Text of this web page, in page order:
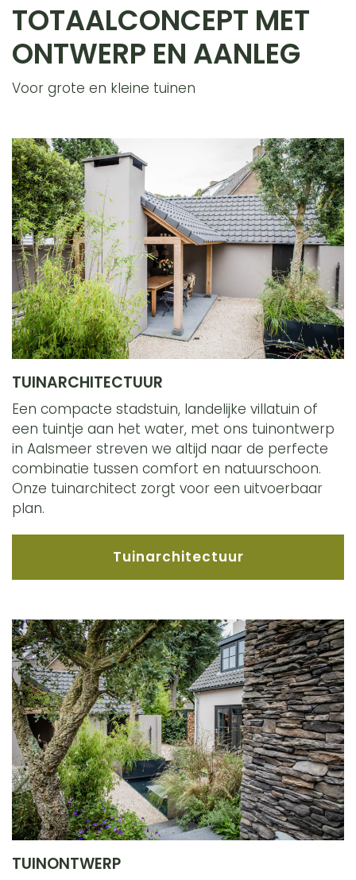
TOTAALCONCEPT MET
ONTWERP EN AANLEG
Voor grote en kleine tuinen
TUINARCHITECTUUR
Een compacte stadstuin, landelijke villatuin of
een tuintje aan het water, met ons tuinontwerp
in Aalsmeer streven we altijd naar de perfecte
combinatie tussen comfort en natuurschoon.
Onze tuinarchitect zorgt voor een uitvoerbaar
plan.
Tuinarchitectuur
TUINONTWERP